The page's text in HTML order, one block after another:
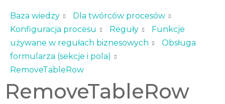
Baza wiedzy
Dla twórców procesów
Konfiguracja procesu
Reguły
Funkcje
używane w regułach biznesowych
Obsługa
formularza (sekcje i pola)
RemoveTableRow
RemoveTableRow